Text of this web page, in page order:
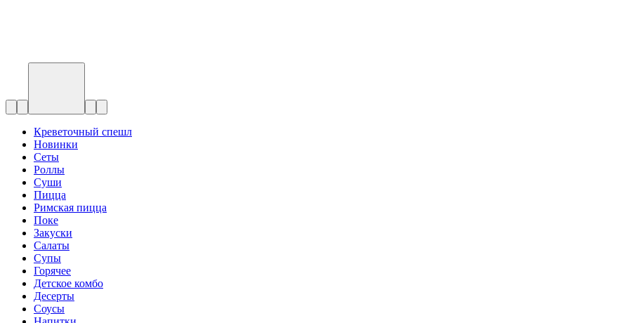
Креветочный спешл
Новинки
Сеты
Роллы
Суши
Пицца
Римская пицца
Поке
Закуски
Салаты
Супы
Горячее
Детское комбо
Десерты
Соусы